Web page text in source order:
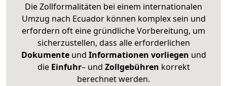
Die Zollformalitäten bei einem internationalen
Umzug nach Ecuador können komplex sein und
erfordern oft eine gründliche Vorbereitung, um
sicherzustellen, dass alle erforderlichen
Dokumenteund Informationen vorliegen und
die Einfuhr– und Zollgebühren korrekt
berechnet werden.